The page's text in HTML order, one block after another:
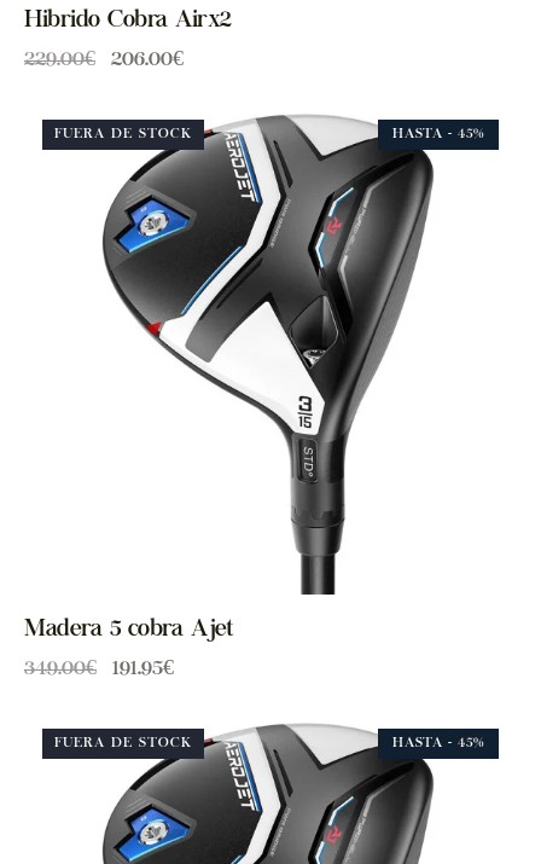
Hibrido Cobra Airx2
229.00€ 206.00€
FUERA DE STOCK HASTA - 45%
Madera 5 cobra Ajet
349.00€ 191.95€
FUERA DE STOCK HASTA - 45%